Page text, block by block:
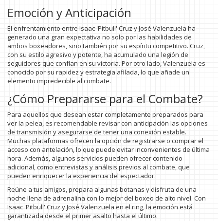
Emoción y Anticipación
El enfrentamiento entre Isaac 'Pitbull' Cruz y José Valenzuela ha
generado una gran expectativa no solo por las habilidades de
ambos boxeadores, sino también por su espíritu competitivo. Cruz,
con su estilo agresivo y potente, ha acumulado una legión de
seguidores que confían en su victoria. Por otro lado, Valenzuela es
conocido por su rapidez y estrategia afilada, lo que añade un
elemento impredecible al combate.
¿Cómo Prepararse para el Combate?
Para aquellos que desean estar completamente preparados para
ver la pelea, es recomendable revisar con anticipación las opciones
de transmisión y asegurarse de tener una conexión estable.
Muchas plataformas ofrecen la opción de registrarse o comprar el
acceso con antelación, lo que puede evitar inconvenientes de última
hora. Además, algunos servicios pueden ofrecer contenido
adicional, como entrevistas y análisis previos al combate, que
pueden enriquecer la experiencia del espectador.
Reúne a tus amigos, prepara algunas botanas y disfruta de una
noche llena de adrenalina con lo mejor del boxeo de alto nivel. Con
Isaac 'Pitbull' Cruz y José Valenzuela en el ring, la emoción está
garantizada desde el primer asalto hasta el último.